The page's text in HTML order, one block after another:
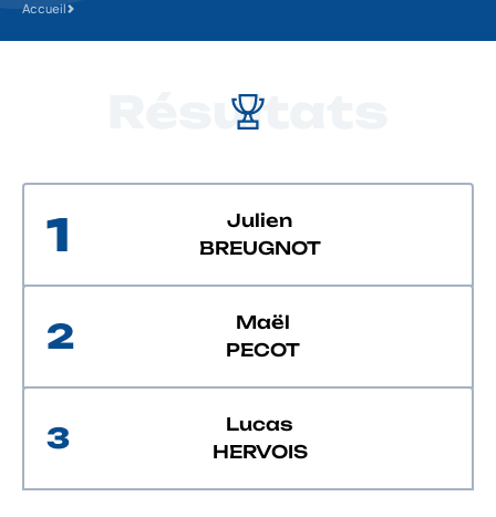
Accueil
Résultats
1
Julien
BREUGNOT
2
Maël
PECOT
3
Lucas
HERVOIS